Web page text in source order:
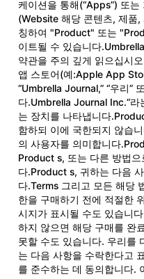
케이션을 통해(“Apps”) 또
(Website 해당 콘텐츠, 제품
칭하여 "Product" 또는
이트될 수 있습니다
약관을 주의 깊게 읽으십시
앱 스토어(예:Apple App
“Umbrella Journal,” “우리”
다.Umbrella Journal Inc.“
는 장치를 나타냅니다
함하되 이에 국한되지 않습
의 사용자를 의미합니다
Product s, 또는 다른 방법으
다.Product s, 귀하는 다음
다.Terms 그리고 모든 해당
한을 구매하기 전에 적절한
시지가 표시될 수도 있습니
하지 않으면 해당 구매를 완
못할 수도 있습니다. 우리를
는 다음 사항을 수락한다고
를 준수하는 데 동의합니다.